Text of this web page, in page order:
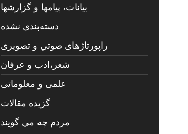
بیانات، پیامها و گزارشها
دسته‌بندی نشده
راپورتاژهای صوتي و تصويری
شعر،ادب و عرفان
علمی و معلوماتی
گزیده مقالات
مردم چه مي گويند